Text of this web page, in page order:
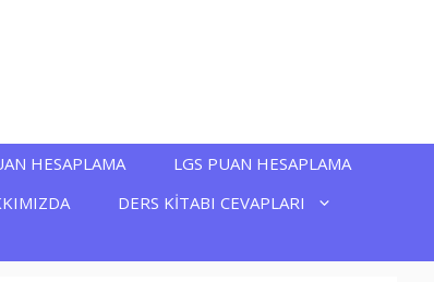
HESAPLAMA
LGS PUAN HESAPLAMA
DERS KİTABI CEVAPLARI